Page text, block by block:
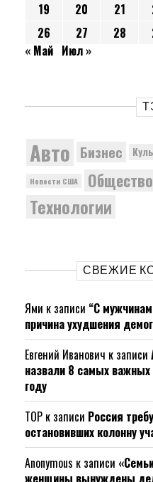
19
20 21
26
27 28
« Май Июл »
Авто Бизнес
Новости США Общество
Технологии
СВЕЖИЕ
Ями к записи “С
причина ухудшения
Евгений Иванович к записи
назвали 8 самых
году
ТОР к записи Россия
остановивших колонну
Anonymous к записи
женщины вынуждены